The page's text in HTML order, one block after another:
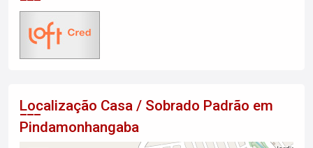
Localização Casa / Sobrado Padrão em
Pindamonhangaba